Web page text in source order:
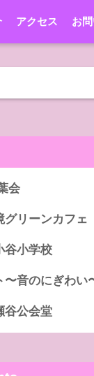
アクセス お
会
グリーンカフェ
谷小学校
〜音のにぎわい
谷公会堂